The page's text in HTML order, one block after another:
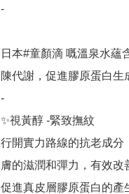
-
日本#童顏滴 嘅溫泉水蘊
陳代謝，促進膠原蛋白
-
✨視黃醇 -緊致撫紋
行開實力路線的抗老成分
膚的滋潤和彈力，有效改
促進真皮層膠原蛋白的產